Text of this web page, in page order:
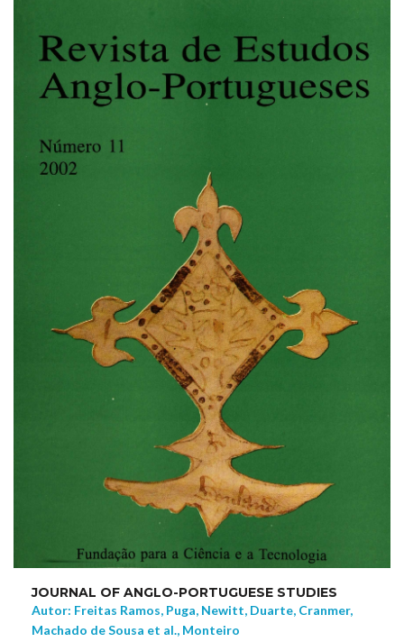
JOURNAL OF ANGLO-PORTUGUESE STUDIES
Autor: Freitas Ramos, Puga, Newitt, Duarte, Cranmer,
Machado de Sousa et al., Monteiro